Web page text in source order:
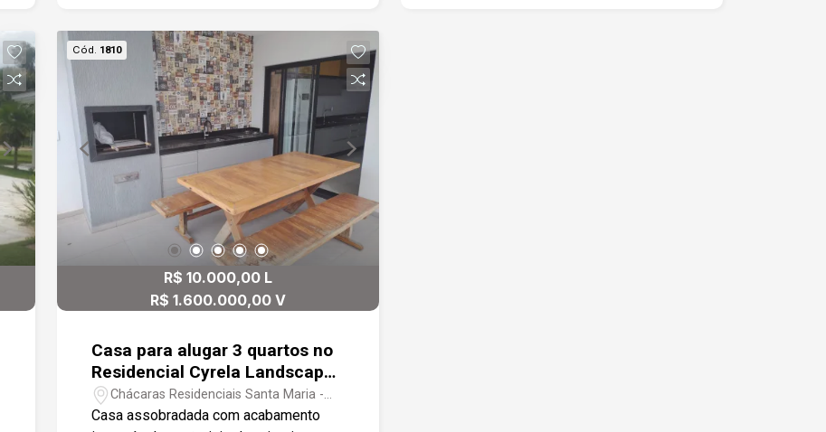
academia.
Cód. 1810
R$ 10.000,00 L
R$ 1.600.000,00 V
Casa para alugar 3 quartos no
Residencial Cyrela Landscape
Esplanada - Votorantim SP
Chácaras Residenciais Santa Maria -
Votorantim/SP
Casa assobradada com acabamento